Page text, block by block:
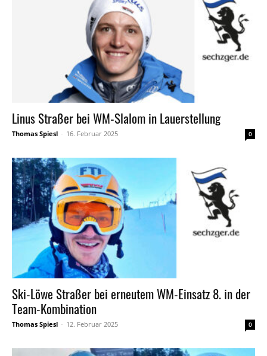
Linus Straßer bei WM-Slalom in Lauerstellung
Thomas Spiesl - 16. Februar 2025 0
Ski-Löwe Straßer bei erneutem WM-Einsatz 8. in der
Team-Kombination
Thomas Spiesl - 12. Februar 2025 0